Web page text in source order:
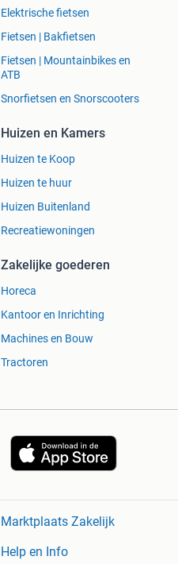
Elektrische fietsen
Fietsen | Bakfietsen
Fietsen | Mountainbikes en
ATB
Snorfietsen en Snorscooters
Huizen en Kamers
Huizen te Koop
Huizen te huur
Huizen Buitenland
Recreatiewoningen
Zakelijke goederen
Horeca
Kantoor en Inrichting
Machines en Bouw
Tractoren
Marktplaats Zakelijk
Help en Info